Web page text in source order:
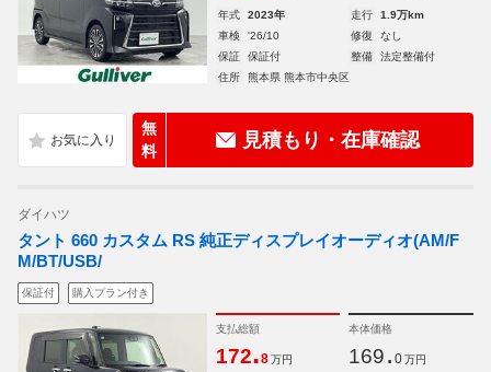
年式 2023年 走行
1.9万km
車検
'26/10 修復
なし
保証
保証付 整備
法定整備付
住所
熊本県 熊本市中央区
無
料
見積もり・在庫確認
ダイハツ
タント 660 カスタム RS 純正ディスプレイオーディオ(AM/F
M/BT/USB/
保証付 購入プラン付き
支払総額
172.8 万円
本体価格
169. 0 万円